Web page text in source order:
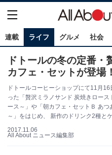
連載 ライフ グルメ 社会
ドトールの冬の定番・
カフェ・セットが登場！
ドトールコーヒーショップにて11月
った「贅沢ミラノサンド 炭焼きロー
ース～」や「朝カフェ・セットＢ あ
～」をはじめ、 新作のドリンク2種と
2017.11.06
All About ニュース編集部